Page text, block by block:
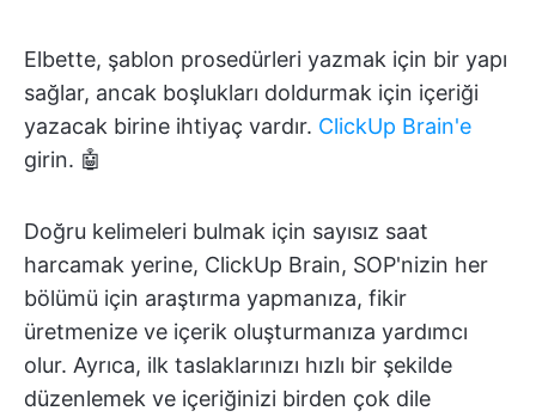
Elbette, şablon prosedürleri yazmak için bir yapı
sağlar, ancak boşlukları doldurmak için içeriği
yazacak birine ihtiyaç vardır. ClickUp Brain'e
girin. 🤖
Doğru kelimeleri bulmak için sayısız saat
harcamak yerine, ClickUp Brain, SOP'nizin her
bölümü için araştırma yapmanıza, fikir
üretmenize ve içerik oluşturmanıza yardımcı
olur. Ayrıca, ilk taslaklarınızı hızlı bir şekilde
düzenlemek ve içeriğinizi birden çok dile